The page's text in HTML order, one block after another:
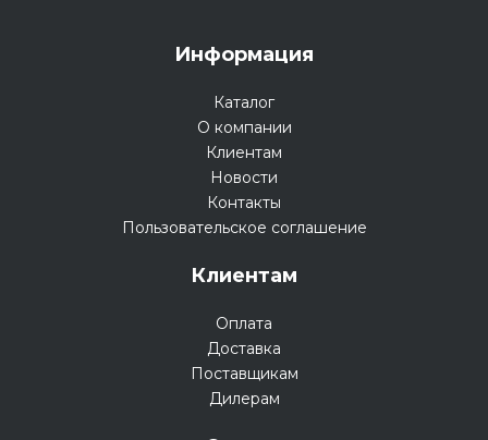
Информация
Каталог
О компании
Клиентам
Новости
Контакты
Пользовательское соглашение
Клиентам
Оплата
Доставка
Поставщикам
Дилерам